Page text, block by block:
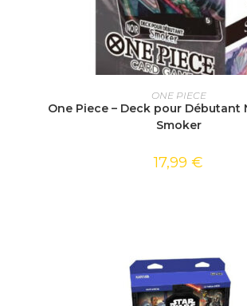
AJOUTER AU PANIER
ONE PIECE
One Piece – Deck pour Débutant
Smoker
17,99 €